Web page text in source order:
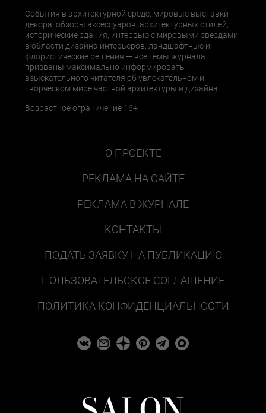
События в архитектурной среде, мировые выставки
декора, обзоры аксессуаров, архитектурных стилей,
исторические здания, интервью с мировыми звездами
в области дизайна интерьеров, ландшафтные и
флористические решения — все темы журнала
призваны максимально информировать
взыскательного читателя об увлекательном и
творческом мире частной архитектуры и дизайна.
Возрастное ограничение 16+
О ПРОЕКТЕ
РЕКЛАМА НА САЙТЕ
РЕКЛАМА В ЖУРНАЛЕ
КОНТАКТЫ
ПОДАТЬ ЗАЯВКУ НА ПУБЛИКАЦИЮ
ПОЛЬЗОВАТЕЛЬСКОЕ СОГЛАШЕНИЕ
ПОЛИТИКА КОНФИДЕНЦИАЛЬНОСТИ